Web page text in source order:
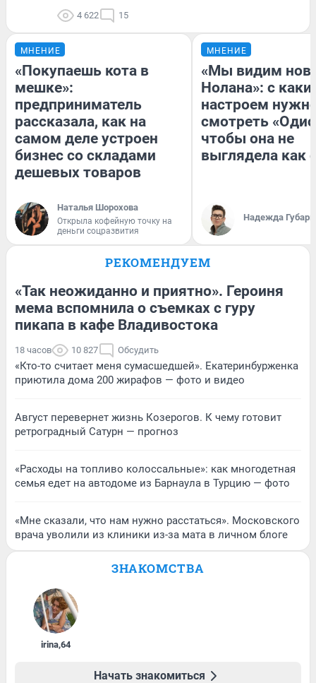
4 622 15
МНЕНИЕ
«Покупаешь кота в
мешке»:
предприниматель
рассказала, как на
самом деле устроен
бизнес со складами
дешевых товаров
Наталья Шорохова
Открыла кофейную точку на
деньги соцразвития
МНЕНИЕ
«Мы видим
Нолана»: с
настроем
смотреть
чтобы она не
выглядела как
Надежда Губарь
РЕКОМЕНДУЕМ
«Так неожиданно и приятно». Героиня
мема вспомнила о съемках с гуру
пикапа в кафе Владивостока
18 часов 10 827 Обсудить
«Кто-то считает меня сумасшедшей». Екатеринбурженка
приютила дома 200 жирафов — фото и видео
Август перевернет жизнь Козерогов. К чему готовит
ретроградный Сатурн — прогноз
«Расходы на топливо колоссальные»: как многодетная
семья едет на автодоме из Барнаула в Турцию — фото
«Мне сказали, что нам нужно расстаться». Московского
врача уволили из клиники из-за мата в личном блоге
ЗНАКОМСТВА
irina,64
Начать знакомиться